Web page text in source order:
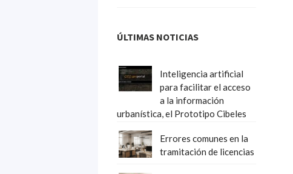
ÚLTIMAS NOTICIAS
Inteligencia artificial
para facilitar el acceso
a la información
urbanística, el Prototipo Cibeles
Errores comunes en la
tramitación de licencias